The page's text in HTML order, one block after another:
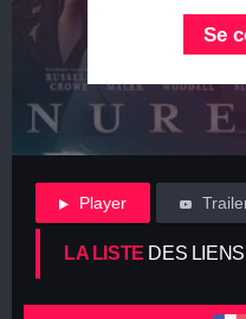
Se
Player
LA LISTE DES